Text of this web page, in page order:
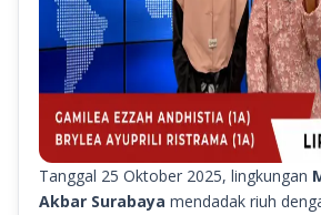
Tanggal 25 Oktober 2025, lingkungan
Akbar Surabaya mendadak riuh